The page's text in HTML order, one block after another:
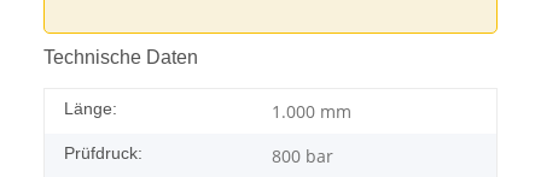
Technische Daten
Länge: 1.000 mm
Prüfdruck: 800 bar